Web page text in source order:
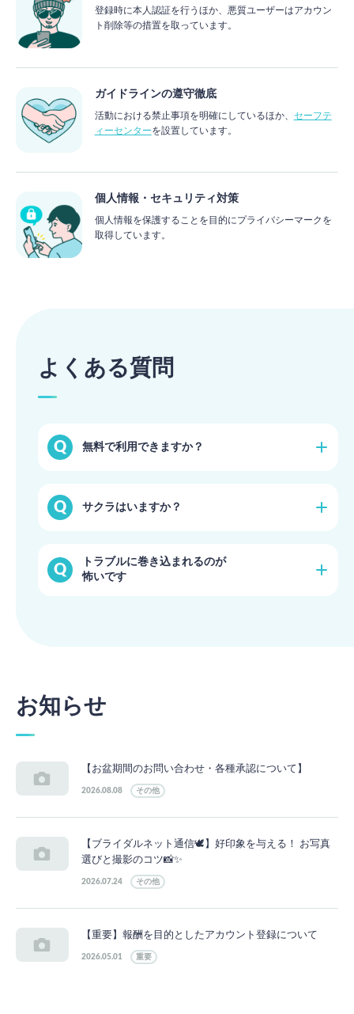
登録時に本人認証を行うほか、悪質ユーザーはアカウン
ト削除等の措置を取っています。
ガイドラインの遵守徹底
活動における禁止事項を明確にしているほか、 セーフテ
ィーセンターを設置しています。
個人情報・セキュリティ対策
個人情報を保護することを目的にプライバシーマークを
取得しています。
よくある質問
無料で利用できますか？
に制限有り）
サクラはいますか？
査を徹底しておりますのでご安心ください。
詳細を見る
トラブルに巻き込まれるのが
怖いです
お知らせ
【お盆期間のお問い合わせ・各種承認について】
2026.08.08 その他
【ブライダルネット通信🕊】好印象を与える！ お写真
選びと撮影のコツ📸✨
2026.07.24 その他
【重要】報酬を目的としたアカウント登録について
2026.05.01 重要